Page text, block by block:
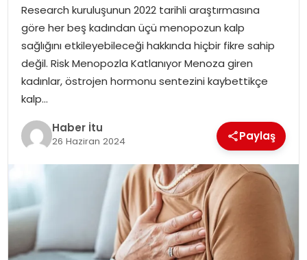
MAGAZIN
SPOR
YAŞAM
Research kuruluşunun 2022 tarihli araştırmasına
göre her beş kadından üçü menopozun kalp
sağlığını etkileyebileceği hakkında hiçbir fikre sahip
değil. Risk Menopozla Katlanıyor Menoza giren
kadınlar, östrojen hormonu sentezini kaybettikçe
kalp…
Haber İtu
26 Haziran 2024 Paylaş